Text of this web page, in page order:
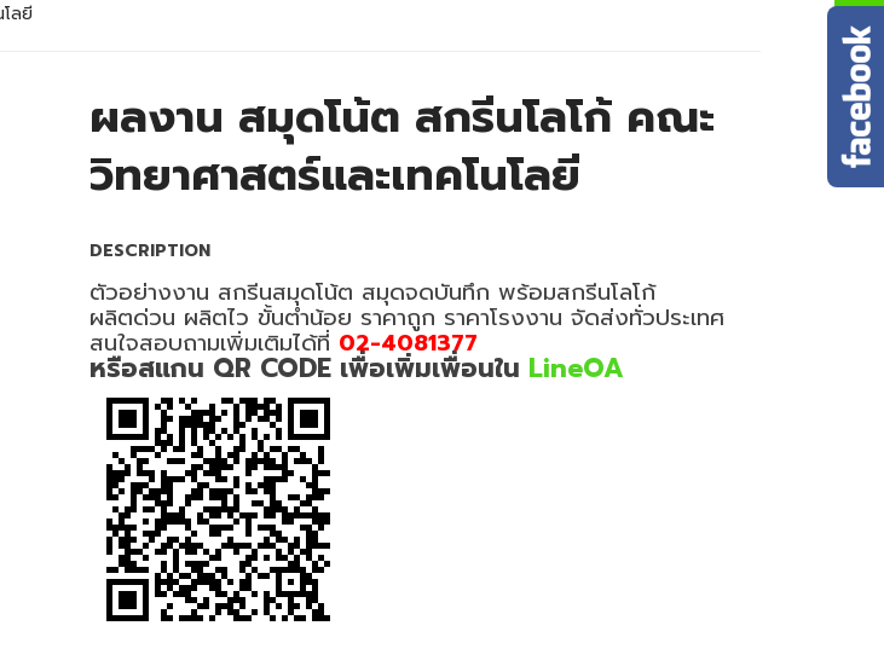
ลยี
ผลงาน สมุดโน้ต สกรีนโลโก้ คณะ
วิทยาศาสตร์และเทคโนโลยี
DESCRIPTION
ตัวอย่างงาน สกรีนสมุดโน้ต สมุดจดบันทึก พร้อมสกรีนโลโก้
ผลิตด่วน ผลิตไว ขั้นต่ำน้อย ราคาถูก ราคาโรงงาน จัดส่งทั่วประเทศ
สนใจสอบถามเพิ่มเติมได้ที่ 02-4081377
หรือสแกน QR CODE เพื่อเพิ่มเพื่อนใน LineOA